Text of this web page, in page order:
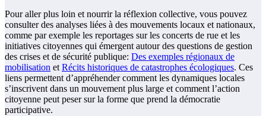
Pour aller plus loin et nourrir la réflexion collective, vous pouvez
consulter des analyses liées à des mouvements locaux et nationaux,
comme par exemple les reportages sur les concerts de rue et les
initiatives citoyennes qui émergent autour des questions de gestion
des crises et de sécurité publique: Des exemples régionaux de
mobilisation et Récits historiques de catastrophes écologiques. Ces
liens permettent d’appréhender comment les dynamiques locales
s’inscrivent dans un mouvement plus large et comment l’action
citoyenne peut peser sur la forme que prend la démocratie
participative.